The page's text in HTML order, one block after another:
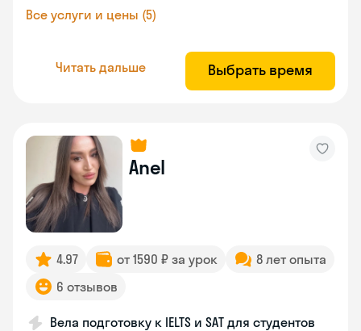
Все услуги и цены (5)
Читать дальше Выбрать время
Anel
4.97 от 1590 ₽ за урок
8 лет опыта
6 отзывов
Вела подготовку к IELTS и SAT для студентов